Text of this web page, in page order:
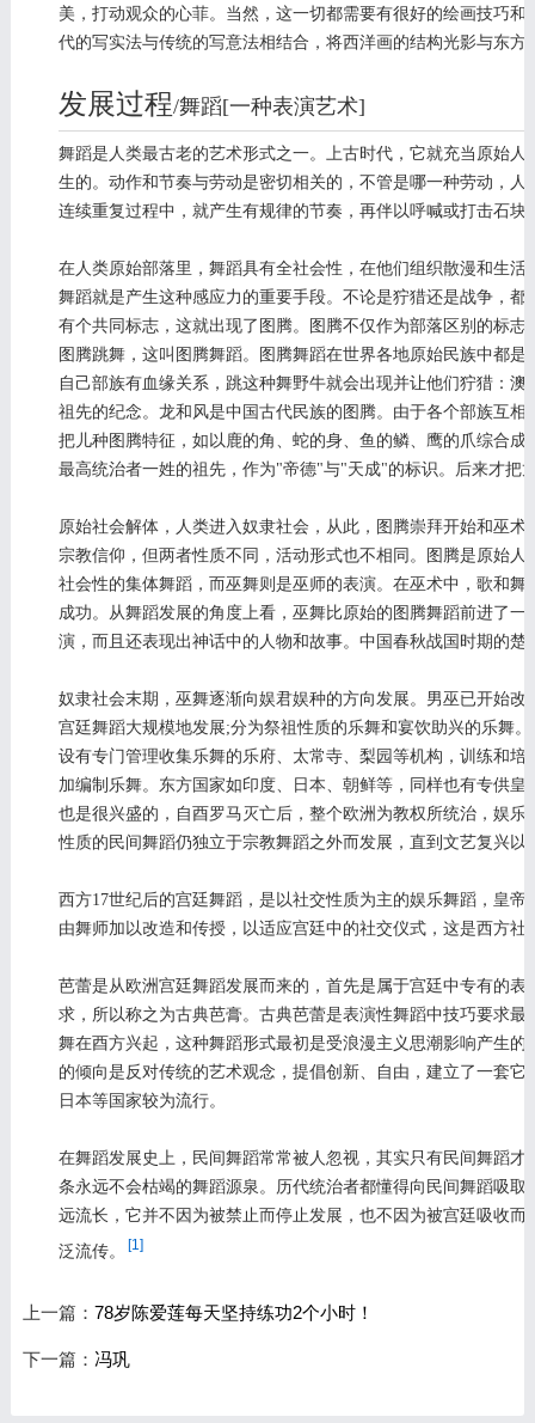
美，打动观众的心菲。当然，这一切都需要有很好的绘画技巧
代的写实法与传统的写意法相结合，将西洋画的结构光影与东方
发展过程/舞蹈[一种表演艺术]
舞蹈是人类最古老的艺术形式之一。上古时代，它就充当原始
生的。动作和节奏与劳动是密切相关的，不管是哪一种劳动，
连续重复过程中，就产生有规律的节奏，再伴以呼喊或打击石
在人类原始部落里，舞蹈具有全社会性，在他们组织散漫和生
舞蹈就是产生这种感应力的重要手段。不论是狞猎还是战争，
有个共同标志，这就出现了图腾。图腾不仅作为部落区别的标
图腾跳舞，这叫图腾舞蹈。图腾舞蹈在世界各地原始民族中都
自己部族有血缘关系，跳这种舞野牛就会出现并让他们狞猎：
祖先的纪念。龙和风是中国古代民族的图腾。由于各个部族互
把儿种图腾特征，如以鹿的角、蛇的身、鱼的鳞、鹰的爪综合
最高统治者一姓的祖先，作为"帝德"与"天成"的标识。后来才把
原始社会解体，人类进入奴隶社会，从此，图腾崇拜开始和巫
宗教信仰，但两者性质不同，活动形式也不相同。图腾是原始
社会性的集体舞蹈，而巫舞则是巫师的表演。在巫术中，歌和
成功。从舞蹈发展的角度上看，巫舞比原始的图腾舞蹈前进了
演，而且还表现出神话中的人物和故事。中国春秋战国时期的
奴隶社会末期，巫舞逐渐向娱君娱种的方向发展。男巫已开始
宫廷舞蹈大规模地发展;分为祭祖性质的乐舞和宴饮助兴的乐舞
设有专门管理收集乐舞的乐府、太常寺、梨园等机构，训练和
加编制乐舞。东方国家如印度、日本、朝鲜等，同样也有专供
也是很兴盛的，自酉罗马灭亡后，整个欧洲为教权所统治，娱
性质的民间舞蹈仍独立于宗教舞蹈之外而发展，直到文艺复兴以
西方17世纪后的宫廷舞蹈，是以社交性质为主的娱乐舞蹈，皇
由舞师加以改造和传授，以适应宫廷中的社交仪式，这是西方社
芭蕾是从欧洲宫廷舞蹈发展而来的，首先是属于宫廷中专有的
求，所以称之为古典芭膏。古典芭蕾是表演性舞蹈中技巧要求
舞在酉方兴起，这种舞蹈形式最初是受浪漫主义思潮影响产生
的倾向是反对传统的艺术观念，提倡创新、自由，建立了一套
日本等国家较为流行。
在舞蹈发展史上，民间舞蹈常常被人忽视，其实只有民间舞蹈
条永远不会枯竭的舞蹈源泉。历代统治者都懂得向民间舞蹈吸
远流长，它并不因为被禁止而停止发展，也不因为被宫廷吸收
泛流传。
[1]
上一篇： 78岁陈爱莲每天坚持练功2个小时！
下一篇： 冯巩